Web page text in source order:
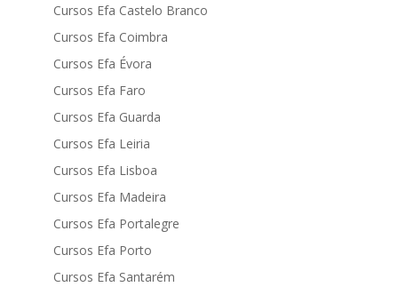
Cursos Efa Castelo Branco
Cursos Efa Coimbra
Cursos Efa Évora
Cursos Efa Faro
Cursos Efa Guarda
Cursos Efa Leiria
Cursos Efa Lisboa
Cursos Efa Madeira
Cursos Efa Portalegre
Cursos Efa Porto
Cursos Efa Santarém